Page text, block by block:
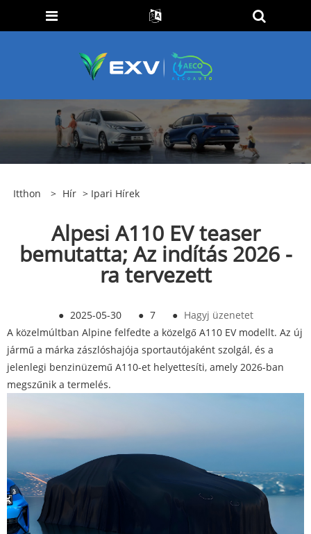
Itthon > Hír > Ipari Hírek
Alpesi A110 EV teaser
bemutatta; Az indítás 2026 -
ra tervezett
● 2025-05-30 ● 7 ● Hagyj üzenetet
A közelmúltban Alpine felfedte a közelgő A110 EV modellt. Az új
jármű a márka zászlóshajója sportautójaként szolgál, és a
jelenlegi benzinüzemű A110-et helyettesíti, amely 2026-ban
megszűnik a termelés.